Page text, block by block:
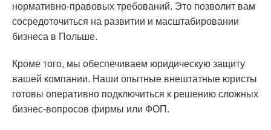
нормативно-правовых требований. Это позволит вам
сосредоточиться на развитии и масштабировании
бизнеса в Польше.
Кроме того, мы обеспечиваем юридическую защиту
вашей компании. Наши опытные внештатные юристы
готовы оперативно подключиться к решению сложных
бизнес-вопросов фирмы или ФОП.